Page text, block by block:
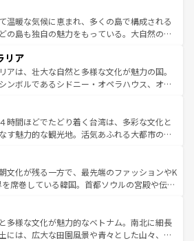
料で観光を楽しむこともできる。 なお、新
報はコンテンツ一覧 を参照してほしい。
都市は、観光、ショッピング、エンターテイ
まった刺激的なスポットだ。一方、アメリカ
然が広がり、グランドキャニオンやイエロー
ーリンズでは、音楽と美食が融合した独特の
旅行者はアメリカの各地域で異なる魅力を楽
その多様性と豊かな歴史を感じることができ
スタイルだ。 なお、新着のアメリカ
ンツ一覧を参照してほしい。
温暖な気候に恵まれ、多くの島で構成される
の島も独自の魅力をもっている。大自然の神
せない。また、定番の観光地といえばオアフ
な自然を求めるならマウイ島やカウアイ島が
メラルドグリーンに輝く海をはじめ、豊かな
しの心で訪れる人々を迎えてくれるハワイの
いローカルフードやハワイアンミュージッ
フラダンスなど、すべてがハワイの魅力を彩
てほしい。 なお、新着のハワイ情報
一覧を参照してほしい。
リア
アは、壮大な自然と多様な文化が魅力の国。
ンボルであるシドニー・オペラハウス、オー
大陸中央部にそびえるウルル（エアーズロッ
ニアの美しい原生林やケアンズの熱帯雨林な
がたくさん。また、カフェやワイン、オージ
ィビティも充実しており、サーフィンやダイ
キングなど、アウトドア好きにはたまらな
ラリアの多彩な魅力を存分に味わいつくそ
い。
時間ほどでたどり着く台湾は、多彩な文化と
す魅力的な観光地。活気あふれる大都市の台
な山岳地帯である台湾東部など、都市の喧騒
さが共存しており、訪れる人に新しい発見と
してくれる。また、奥深い台湾の食文化も魅
評判のスイーツなど、バラエティ豊かな料理
が味わえる。 なお、新着の台湾情報は コンテンツ一覧を参
。
文化が残る一方で、最先端のファッションやK
席巻している韓国。首都ソウルの宮殿や伝統
を延ばせば四季折々の自然美を楽しむことが
て、キムチや焼肉、絶品のストリートフード
まな韓国料理が待っている。夜には、韓国な
多様な文化が魅力的なベトナム。南北に細長
には、広大な田園風景や青々とした山々、世